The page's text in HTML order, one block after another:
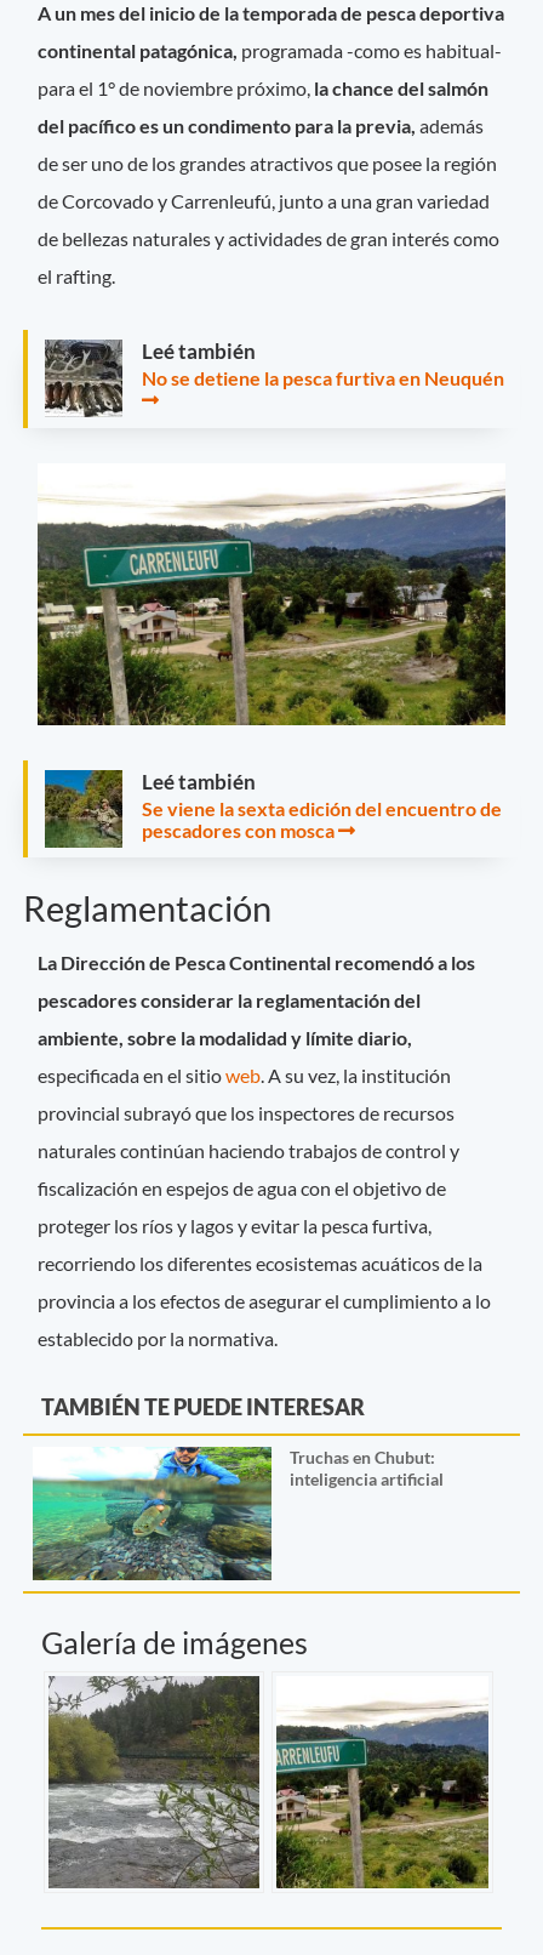
A un mes del inicio de la temporada de pesca deportiva
continental patagónica, programada -como es habitual-
para el 1° de noviembre próximo, la chance del salmón
del pacífico es un condimento para la previa, además
de ser uno de los grandes atractivos que posee la región
de Corcovado y Carrenleufú, junto a una gran variedad
de bellezas naturales y actividades de gran interés como
el rafting.
Leé también
No se detiene la pesca furtiva en Neuquén
Leé también
Se viene la sexta edición del encuentro de
pescadores con mosca
Reglamentación
La Dirección de Pesca Continental recomendó a los
pescadores considerar la reglamentación del
ambiente, sobre la modalidad y límite diario,
especificada en el sitioweb. A su vez, la institución
provincial subrayó que los inspectores de recursos
naturales continúan haciendo trabajos de control y
fiscalización en espejos de agua con el objetivo de
proteger los ríos y lagos y evitar la pesca furtiva,
recorriendo los diferentes ecosistemas acuáticos de la
provincia a los efectos de asegurar el cumplimiento a lo
establecido por la normativa.
TAMBIÉN TE PUEDE INTERESAR
Truchas en Chubut:
inteligencia artificial
Galería de imágenes